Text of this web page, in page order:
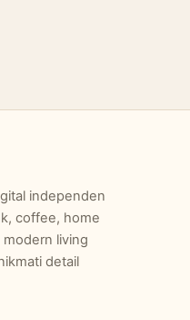
independen
coffee, home
living
detail